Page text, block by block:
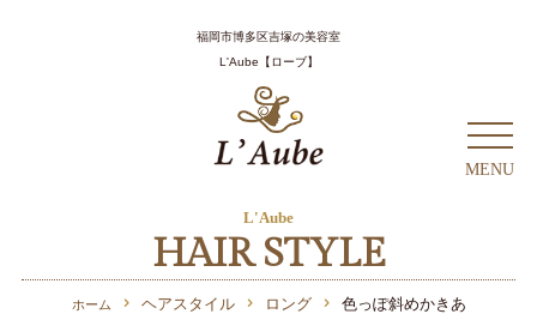
Home ホーム
サロン
Menu メニュー
Coupon クーポン
Hair Style
福岡市博多区吉塚の美容室
L'Aube【ローブ】
MENU
L'Aube
HAIR STYLE
ホーム ヘアスタイル ロング
色っぽ斜めかきあ